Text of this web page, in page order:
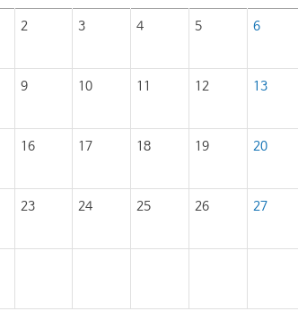
2 3 4 5 6
9 10 11 12 13
16 17 18 19 20
23 24 25 26 27